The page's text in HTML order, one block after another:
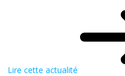
Lire cette actualité